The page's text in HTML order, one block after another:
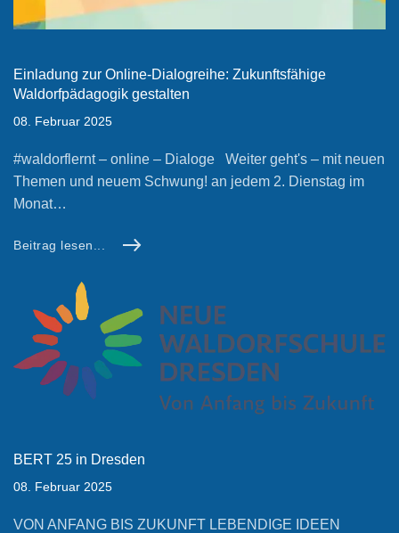
Einladung zur Online-Dialogreihe: Zukunftsfähige
Waldorfpädagogik gestalten
08. Februar 2025
#waldorflernt – online – Dialoge Weiter geht's – mit neuen
Themen und neuem Schwung! an jedem 2. Dienstag im
Monat…
Beitrag lesen...
BERT 25 in Dresden
08. Februar 2025
VON ANFANG BIS ZUKUNFT LEBENDIGE IDEEN